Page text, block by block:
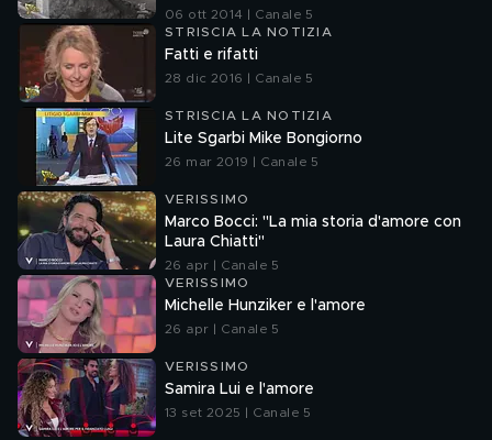
06 ott 2014 | Canale 5
STRISCIA LA NOTIZIA
Fatti e rifatti
28 dic 2016 | Canale 5
STRISCIA LA NOTIZIA
Lite Sgarbi Mike Bongiorno
26 mar 2019 | Canale 5
VERISSIMO
Marco Bocci: "La mia storia d'amore con
Laura Chiatti"
26 apr | Canale 5
VERISSIMO
Michelle Hunziker e l'amore
26 apr | Canale 5
VERISSIMO
Samira Lui e l'amore
13 set 2025 | Canale 5